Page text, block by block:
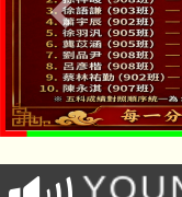
「本
場熱
8/21
徵才